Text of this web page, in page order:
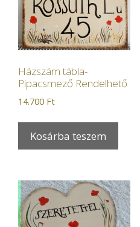
Házszám tábla-
Pipacsmező Rendelhető
14.700 Ft
Kosárba teszem